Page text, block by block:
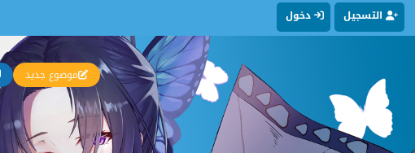
التسجيل دخول
موضوع جديد